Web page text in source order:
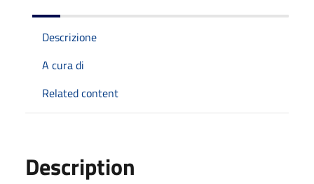
Descrizione
A cura di
Related content
Description